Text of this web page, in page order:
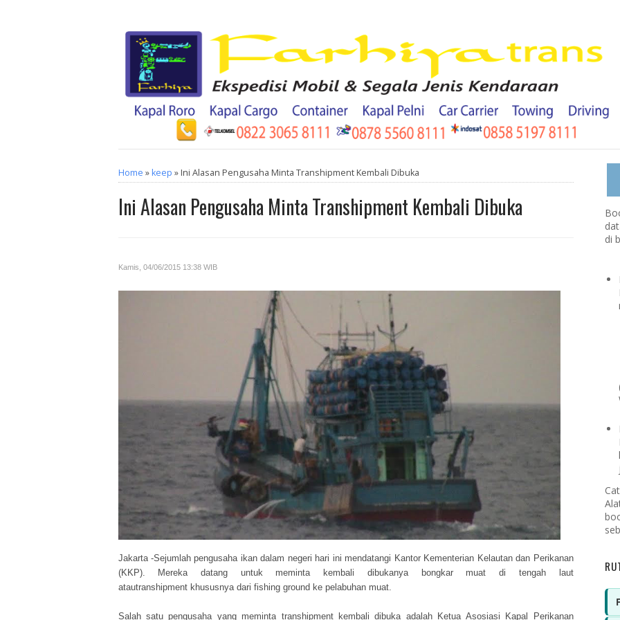
Home »keep » Ini Alasan Pengusaha Minta Transhipment Kembali Dibuka
Ini Alasan Pengusaha Minta Transhipment Kembali Dibuka
Kamis, 04/06/2015 13:38 WIB
Jakarta-Sejumlah pengusaha ikan dalam negeri hari ini mendatangi Kantor Kementerian Kelautan dan Perikanan
(KKP). Mereka datang untuk meminta kembali dibukanya bongkar muat di tengah laut
atautranshipmentkhususnya dari fishing ground ke pelabuhan muat.
Salah satu pengusaha yang meminta transhipment kembali dibuka adalah Ketua Asosiasi Kapal Perikanan
di